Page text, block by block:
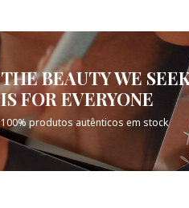
THE BEAUTY WE
IS FOR EVERYONE
100% produtos autênticos em stock